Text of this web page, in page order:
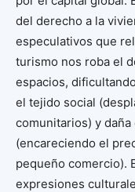
del derecho a la
especulativos que
turismo nos roba el
espacios,
el tejido social
comunitarios) y
(encareciendo el
pequeño comercio).
expresiones